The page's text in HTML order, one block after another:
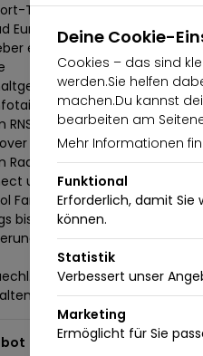
Deine Cookie-
Cookies – das sind
werden.Sie helfen
machen.Du kannst
bearbeiten am
Mehr Informationen
Funktional
Erforderlich, damit
können.
Statistik
Verbessert unser
Marketing
Ermöglicht für Sie
Telefonie (Bluetooth)
Euro 6d-TEMP-EVAP-ISC
el. Differenzialsperre (XDS)
Wegfahrsperre
315 mit Farbdisplay-
Media" mit
Radio Composition Media
und
Farbe: Mystery Blue Metallic
bis 17:00 Uhr geöffnet. Gerne
und nehmen
finanzierung Irrtümer,
www.auto-schuechl.de